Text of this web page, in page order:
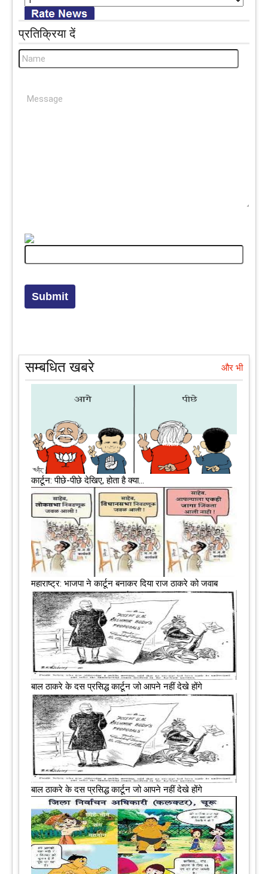
प्रतिक्रिया दें
सम्बधित खबरे और भी
कार्टून: पीछे-पीछे देखिए, होता है क्या…
महाराष्‍ट्र: भाजपा ने कार्टून बनाकर दिया राज ठाकरे को जवाब
बाल ठाकरे के दस प्रसिद्ध कार्टून जो आपने नहीं देखे होंगे
बाल ठाकरे के दस प्रसिद्ध कार्टून जो आपने नहीं देखे होंगे